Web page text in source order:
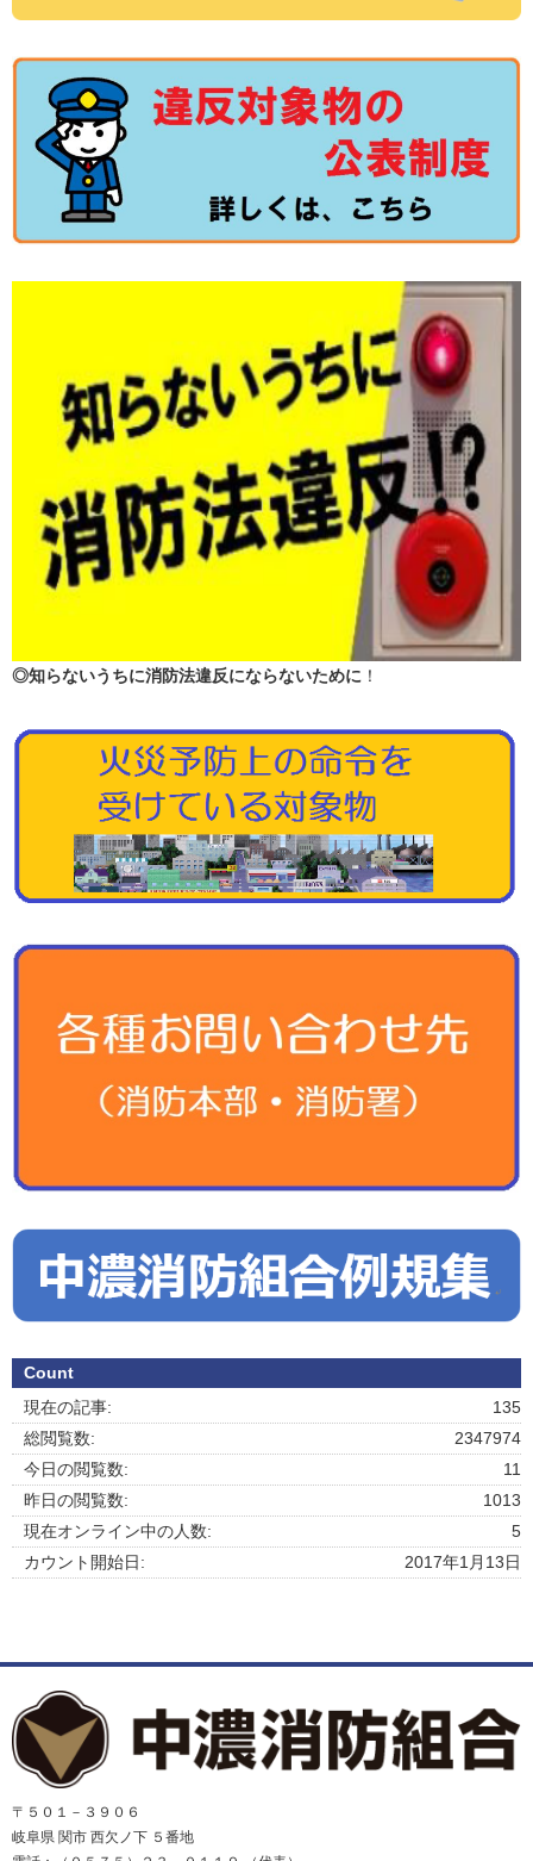
◎知らないうちに消防法違反にならないために ！
Count
135
現在の記事:
2347974
総閲覧数:
11
今日の閲覧数:
1013
昨日の閲覧数:
5
現在オンライン中の人数:
2017年1月13日
カウント開始日:
〒５０１－３９０６
岐阜県 関市 西欠ノ下 ５番地